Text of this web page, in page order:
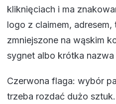
kliknięciach i ma
logo z claimem,
zmniejszone na wąskim
sygnet albo krótka nazwa
Czerwona flaga: wybór
trzeba rozdać dużo